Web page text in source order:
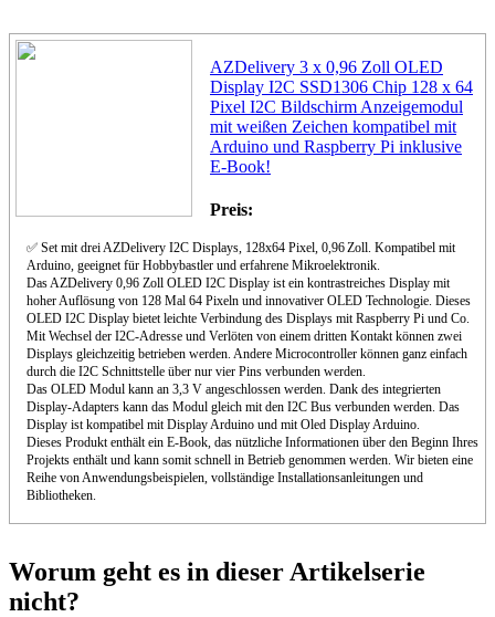
AZDelivery 3 x 0,96 Zoll OLED
Display I2C SSD1306 Chip 128 x 64
Pixel I2C Bildschirm Anzeigemodul
mit weißen Zeichen kompatibel mit
Arduino und Raspberry Pi inklusive
E-Book!
Preis:
✅ Set mit drei AZDelivery I2C Displays, 128x64 Pixel, 0,96 Zoll. Kompatibel mit
Arduino, geeignet für Hobbybastler und erfahrene Mikroelektronik.
Das AZDelivery 0,96 Zoll OLED I2C Display ist ein kontrastreiches Display mit
hoher Auflösung von 128 Mal 64 Pixeln und innovativer OLED Technologie. Dieses
OLED I2C Display bietet leichte Verbindung des Displays mit Raspberry Pi und Co.
Mit Wechsel der I2C-Adresse und Verlöten von einem dritten Kontakt können zwei
Displays gleichzeitig betrieben werden. Andere Microcontroller können ganz einfach
durch die I2C Schnittstelle über nur vier Pins verbunden werden.
Das OLED Modul kann an 3,3 V angeschlossen werden. Dank des integrierten
Display-Adapters kann das Modul gleich mit den I2C Bus verbunden werden. Das
Display ist kompatibel mit Display Arduino und mit Oled Display Arduino.
Dieses Produkt enthält ein E-Book, das nützliche Informationen über den Beginn Ihres
Projekts enthält und kann somit schnell in Betrieb genommen werden. Wir bieten eine
Reihe von Anwendungsbeispielen, vollständige Installationsanleitungen und
Bibliotheken.
Worum geht es in dieser Artikelserie
nicht?